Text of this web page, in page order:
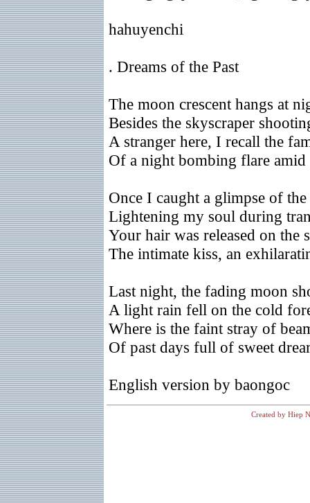
hahuyenchi
. Dreams of the Past
The moon crescent hangs at
Besides the skyscraper
A stranger here, I recall the
Of a night bombing flare
Once I caught a glimpse of
Lightening my soul during
Your hair was released on the
The intimate kiss, an
Last night, the fading moon
A light rain fell on the cold
Where is the faint stray of
Of past days full of sweet
English version by baongoc
Created by Hiep